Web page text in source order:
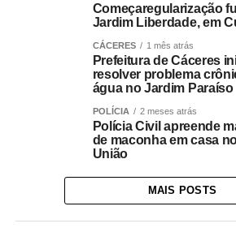
Começaregularização
Jardim Liberdade, em
CÁCERES 1 mês atrás
Prefeitura de Cáceres
resolver problema
água no Jardim Paraíso
POLÍCIA 2 meses atrás
Polícia Civil apreende
de maconha em casa
União
MAIS POSTS